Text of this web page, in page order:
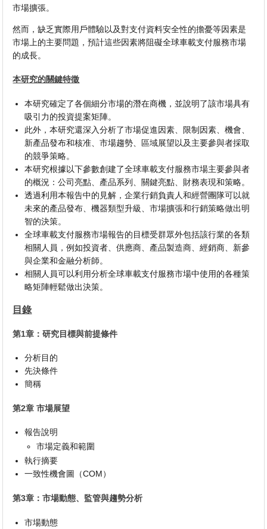
市場擴張。
然而，缺乏實際用戶體驗以及對支付資料安全性的擔憂等因素是
市場上的主要問題，預計這些因素將阻礙全球車載支付服務市場
的成長。
本研究的關鍵特徵
本研究確定了各個細分市場的潛在商機，並說明了該市場具有
吸引力的投資提案矩陣。
此外，本研究還深入分析了市場促進因素、限制因素、機會、
新產品發布和核准、市場趨勢、區域展望以及主要參與者採取
的競爭策略。
本研究根據以下參數創建了全球車載支付服務市場主要參與者
的概況：公司亮點、產品系列、關鍵亮點、財務表現和策略。
透過利用本報告中的見解，企業行銷負責人和經營團隊可以就
未來的產品發布、機器類型升級、市場擴張和行銷策略做出明
智的決策。
全球車載支付服務市場報告的目標受群眾外包括該行業的各類
相關人員，例如投資者、供應商、產品製造商、經銷商、新參
與企業和金融分析師。
相關人員可以利用分析全球車載支付服務市場中使用的各種策
略矩陣輕鬆做出決策。
目錄
第1章：研究目標與前提條件
分析目的
先決條件
簡稱
第2章 市場展望
報告說明
市場定義和範圍
執行摘要
一致性機會圖（COM）
第3章：市場動態、監管與趨勢分析
市場動態